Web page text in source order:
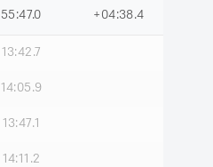
55:47.0 +04:38.4
13:42.7
14:05.9
13:47.1
14:11.2